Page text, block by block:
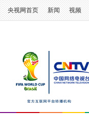
央视网首页 新闻 视频